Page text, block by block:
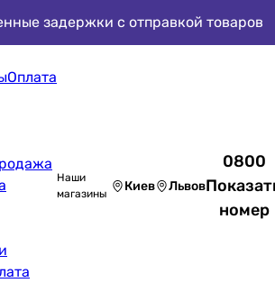
задержки с отправкой товаров
Оплата
Наши
магазины
Киев Львов
0800
номер